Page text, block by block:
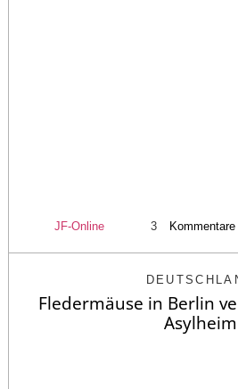
JF-Online 3
Fledermäuse in Berlin
Asylheim